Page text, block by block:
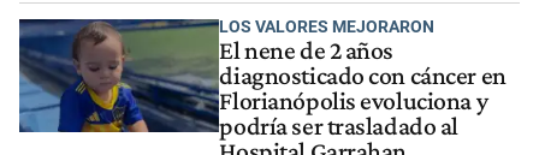
LOS VALORES MEJORARON
El nene de 2 años
diagnosticado con cáncer en
Florianópolis evoluciona y
podría ser trasladado al